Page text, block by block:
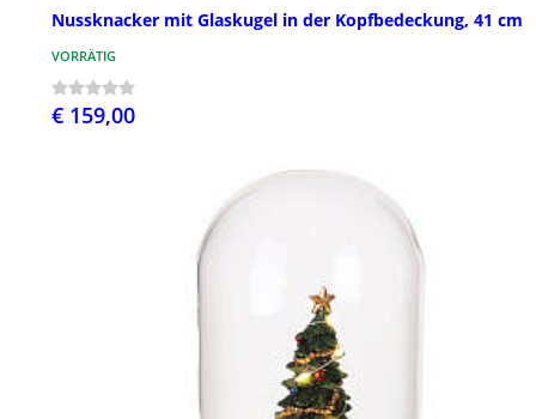
Nussknacker mit Glaskugel in der Kopfbedeckung, 41 cm
VORRÄTIG
€ 159,00